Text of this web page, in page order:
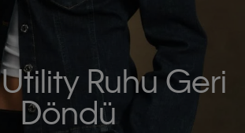
Ruhu Geri
Döndü